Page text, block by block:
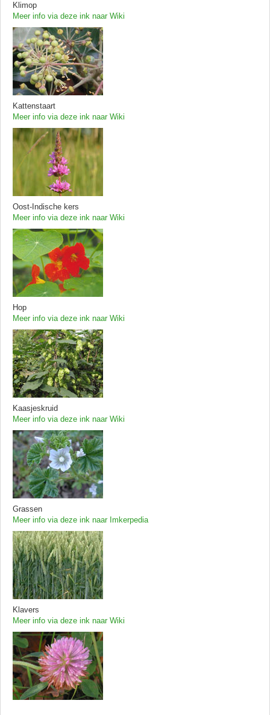
Klimop
Meer info via deze ink naar Wiki
Kattenstaart
Meer info via deze ink naar Wiki
Oost-Indische kers
Meer info via deze ink naar Wiki
Hop
Meer info via deze ink naar Wiki
Kaasjeskruid
Meer info via deze ink naar Wiki
Grassen
Meer info via deze ink naar Imkerpedia
Klavers
Meer info via deze ink naar Wiki